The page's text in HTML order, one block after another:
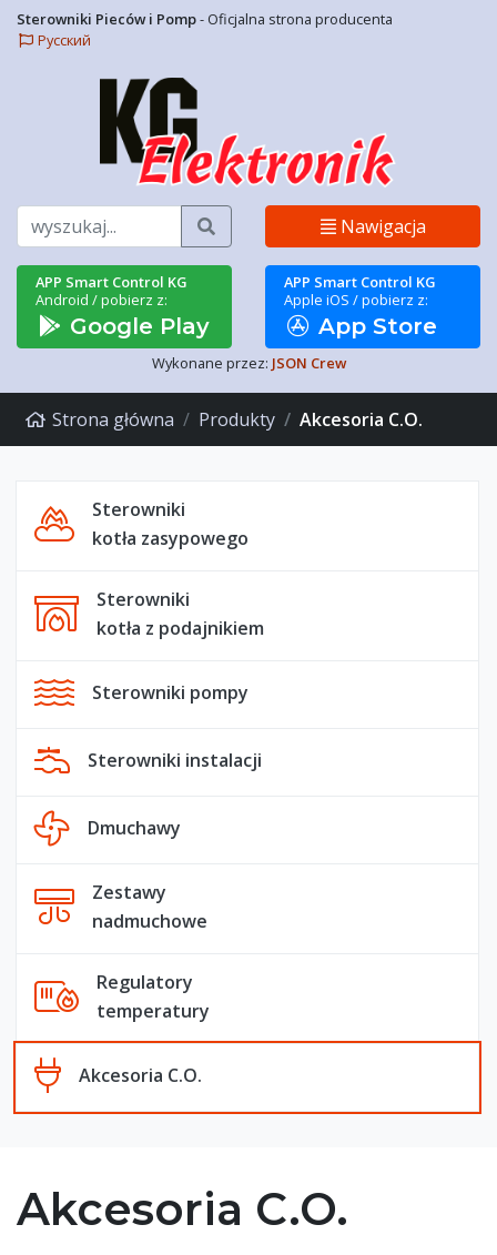
Sterowniki Pieców i Pomp- Oficjalna strona producenta
Русский
Szukaj Nawigacja
APP Smart Control KG
Android / pobierz z:
Google Play
APP Smart Control KG
Apple iOS / pobierz z:
App Store
Wykonane przez: JSON Crew
Strona główna Produkty Akcesoria C.O.
Sterowniki
kotła zasypowego
Sterowniki
kotła z podajnikiem
Sterowniki pompy
Sterowniki instalacji
Dmuchawy
Zestawy
nadmuchowe
Regulatory
temperatury
Akcesoria C.O.
Akcesoria C.O.